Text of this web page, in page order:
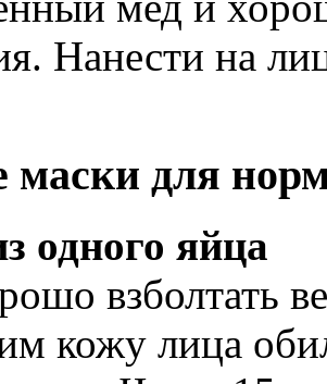
Нанести на
для
одного яйца
взболтать
кожу лица